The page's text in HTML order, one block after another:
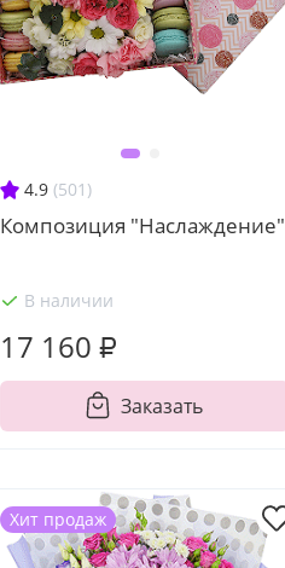
4.9 (501)
Композиция "Наслаждение"
В наличии
17 160 ₽
Заказать
Хит продаж